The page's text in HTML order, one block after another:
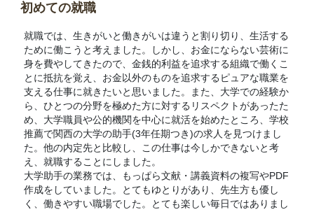
初めての就職
就職では、生きがいと働きがいは違うと割り切り、生活する
ために働こうと考えました。しかし、お金にならない芸術に
身を費やしてきたので、金銭的利益を追求する組織で働くこ
とに抵抗を覚え、お金以外のものを追求するピュアな職業を
支える仕事に就きたいと思いました。また、大学での経験か
ら、ひとつの分野を極めた方に対するリスペクトがあったた
め、大学職員や公的機関を中心に就活を始めたところ、学校
推薦で関西の大学の助手(3年任期つき)の求人を見つけまし
た。他の内定先と比較し、この仕事は今しかできないと考
え、就職することにしました。
大学助手の業務では、もっぱら文献・講義資料の複写やPDF
作成をしていました。とてもゆとりがあり、先生方も優し
く、働きやすい職場でした。とても楽しい毎日ではありまし